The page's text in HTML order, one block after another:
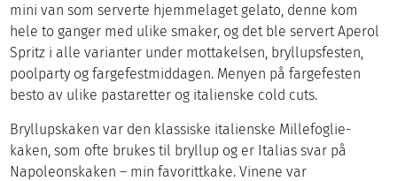
mini van som serverte hjemmelaget gelato, denne kom
hele to ganger med ulike smaker, og det ble servert Aperol
Spritz i alle varianter under mottakelsen, bryllupsfesten,
poolparty og fargefestmiddagen. Menyen på fargefesten
besto av ulike pastaretter og italienske cold cuts.
Bryllupskaken var den klassiske italienske Millefoglie-
kaken, som ofte brukes til bryllup og er Italias svar på
Napoleonskaken – min favorittkake. Vinene var